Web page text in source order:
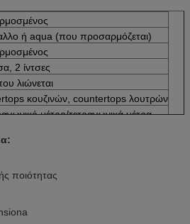
ή aqua (που προσαρμόζεται)
2 ίντσες
λιώνεται
κουζινών, countertops λουτρών
μέτρο/τετραγωνικά μέτρα
ποιότητας